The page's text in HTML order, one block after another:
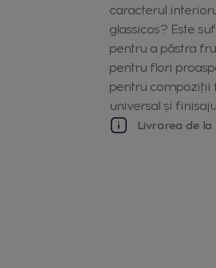
caracterul
glassicos? Este
pentru a păstra
pentru flori
pentru compoziții
universal și
Livrarea de la